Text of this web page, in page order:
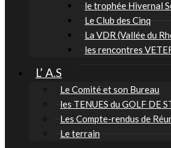
le trophée Hivernal
Le Club des Cinq
La VDR (Vallée du
les rencontres
L’ A.S
Le Comité et son Bureau
les TENUES du GOLF DE
Les Compte-rendus de
Le terrain